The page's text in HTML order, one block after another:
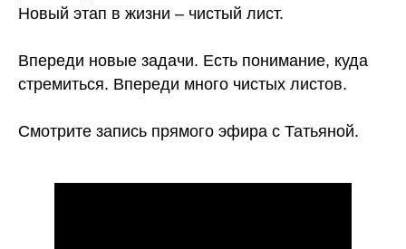
Новый этап в жизни – чистый лист.
Впереди новые задачи. Есть понимание, куда
стремиться. Впереди много чистых листов.
Смотрите запись прямого эфира с Татьяной.